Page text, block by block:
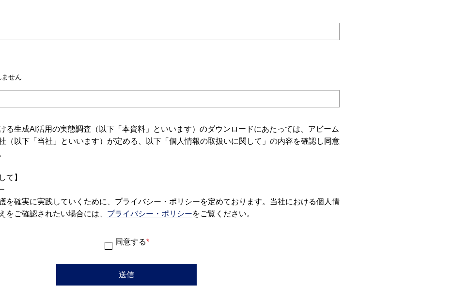
せん
る生成AI活用の実態調査（以下「本資料」といいます）のダウンロードにあたっては、アビーム
（以下「当社」といいます）が定める、以下「個人情報の取扱いに関して」の内容を確認し同意
て】
を確実に実践していくために、プライバシー・ポリシーを定めております。当社における個人情
をご確認されたい場合には、 プライバシー・ポリシーをご覧ください。
同意する*